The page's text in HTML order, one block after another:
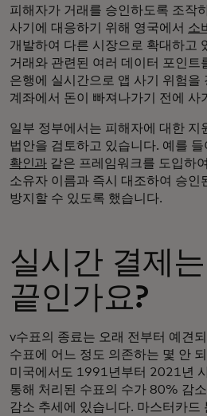
피해자가 거래를 승인하도록 조작
사기에 대응하기 위해 영국에서 소
개발하여 다른 시장으로 확대하고
거래와 관련된 여러 데이터 포인트
은행에 실시간으로 앱 사기 위험을
계좌에서 돈이 빠져나가기 전에 사
일부 정부에서는 피해자에 대한 지
법안을 검토하고 있습니다. 예를 들
확인과 같은 프레임워크를 도입하
소유자 이름과 즉시 대조하여 승인
방지할 수 있도록 했습니다.
실시간 결제
끝인가요?
v수표의 종료는 오래 전부터 예견
수표에 어느 정도 의존하는 몇 안
미국에서도 1991년부터 2021년
통해 처리된 수표의 수가 80% 감
감소 추세에 있습니다. 마스터카드